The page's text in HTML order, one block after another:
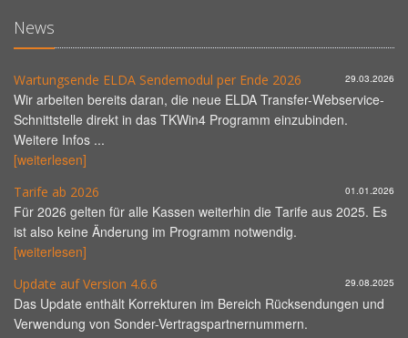
News
Wartungsende ELDA Sendemodul per Ende 2026 29.03.2026
Wir arbeiten bereits daran, die neue ELDA Transfer-Webservice-
Schnittstelle direkt in das TKWin4 Programm einzubinden.
Weitere Infos ...
[weiterlesen]
Tarife ab 2026 01.01.2026
Für 2026 gelten für alle Kassen weiterhin die Tarife aus 2025. Es
ist also keine Änderung im Programm notwendig.
[weiterlesen]
Update auf Version 4.6.6 29.08.2025
Das Update enthält Korrekturen im Bereich Rücksendungen und
Verwendung von Sonder-Vertragspartnernummern.